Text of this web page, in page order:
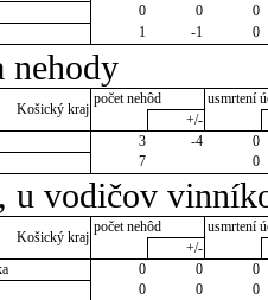
0 0
0
1 -1 0
Košický kraj
počet nehôd
usmrtení
+/-
3 -4
0
7 0
u vodičov
Košický kraj
počet nehôd
usmrtení
+/-
0 0
0
0 0
0